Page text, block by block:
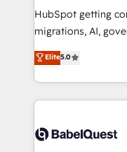
across ChatGPT,
Google AI Overviews. HubSpot Impact
Innovation
Migration
accreditations with
HubSpot getting
migrations, AI, governance. We
complexity, so your
Welcome to our Profile!
implementation,
training • CRM
custom API
Elite5.0